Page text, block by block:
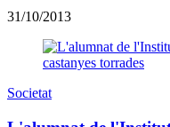
31/10/2013
Societat